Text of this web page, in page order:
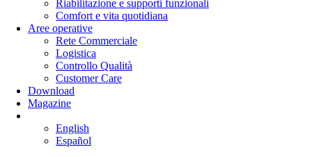
Riabilitazione e supporti funzionali
Comfort e vita quotidiana
Aree operative
Rete Commerciale
Logistica
Controllo Qualità
Customer Care
Download
Magazine
English
Español